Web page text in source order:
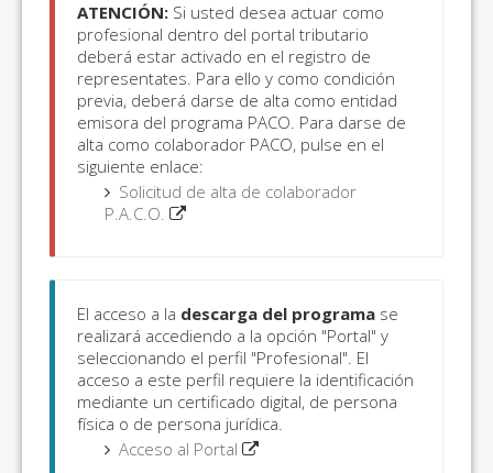
ATENCIÓN: Si usted desea actuar como
profesional dentro del portal tributario
deberá estar activado en el registro de
representates. Para ello y como condición
previa, deberá darse de alta como entidad
emisora del programa PACO. Para darse de
alta como colaborador PACO, pulse en el
siguiente enlace:
Solicitud de alta de colaborador
P.A.C.O.
El acceso a la descarga del programa se
realizará accediendo a la opción "Portal" y
seleccionando el perfil "Profesional". El
acceso a este perfil requiere la identificación
mediante un certificado digital, de persona
física o de persona jurídica.
Acceso al Portal